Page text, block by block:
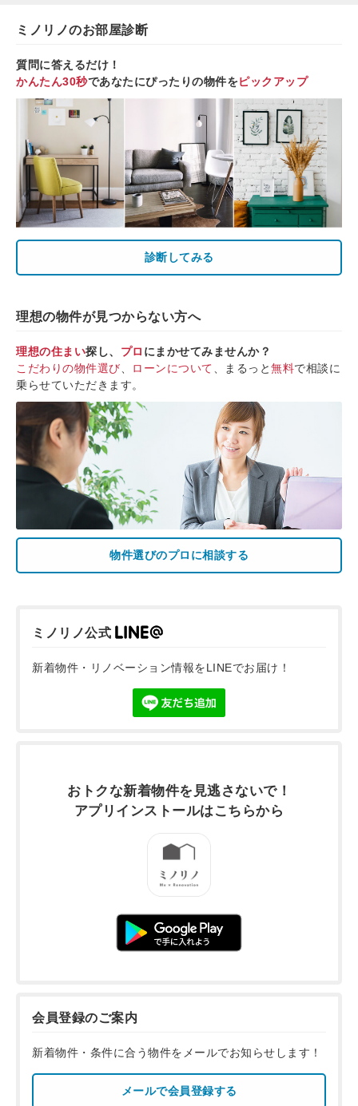
ミノリノのお部屋診断
質問に答えるだけ！
かんたん30秒であなたにぴったりの物件をピックアップ
診断してみる
理想の物件が見つからない方へ
理想の住まい探し、 プロ にまかせてみませんか？
こだわりの物件選び
ローンについて 、まるっと無料で相談に
乗らせていただきます。
物件選びのプロに相談する
ミノリノ公式
新着物件・リノベーション情報をLINEでお届け！
おトクな新着物件を 見逃さないで！
アプリインストールはこちらから
会員登録のご案内
新着物件・条件に合う物件をメールでお知らせします！
メールで会員登録する